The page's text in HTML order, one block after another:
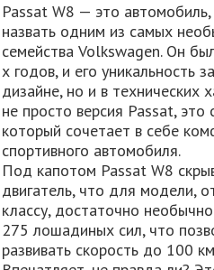
Passat W8 — это
назвать одним из самых
семейства Volkswagen. Он
х годов, и его уникальность
дизайне, но и в технических
не просто версия Passat, это
который сочетает в себе
спортивного автомобиля.
Под капотом Passat W8
двигатель, что для модели,
классу, достаточно
275 лошадиных сил, что
развивать скорость до 100